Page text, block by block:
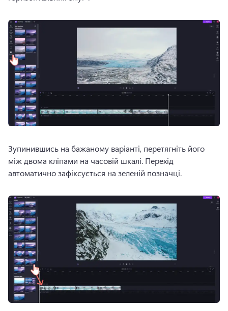
Зупинившись на бажаному варіанті, перетягніть його
між двома кліпами на часовій шкалі. Перехід
автоматично зафіксується на зеленій позначці.